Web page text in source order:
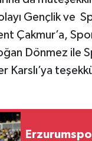
Gençlik ve
Çakmur’a,
Dönmez ile
Karslı’ya